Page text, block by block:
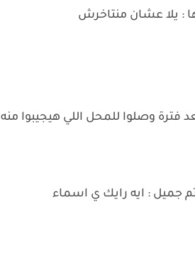
: يلا عشان منتاخرش
فترة وصلوا للمحل اللي هيجيبوا
جميل : ايه رايك ي اسماء